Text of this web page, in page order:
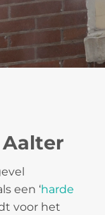
een ‘harde
voor het